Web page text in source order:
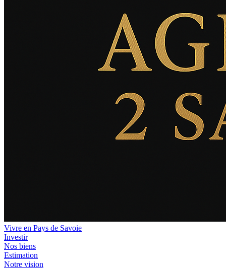
Vivre en Pays de Savoie
Investir
Nos biens
Estimation
Notre vision